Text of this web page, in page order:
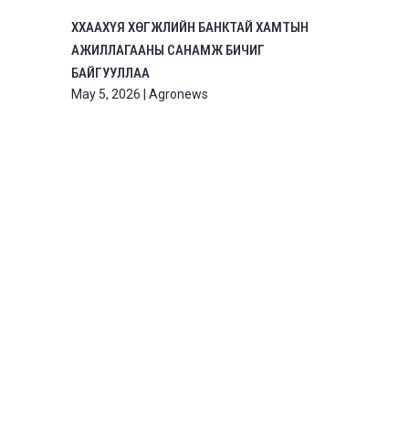
ХХААХҮЯ ХӨГЖЛИЙН БАНКТАЙ ХАМТЫН
АЖИЛЛАГААНЫ САНАМЖ БИЧИГ
БАЙГУУЛЛАА
May 5, 2026 Agronews